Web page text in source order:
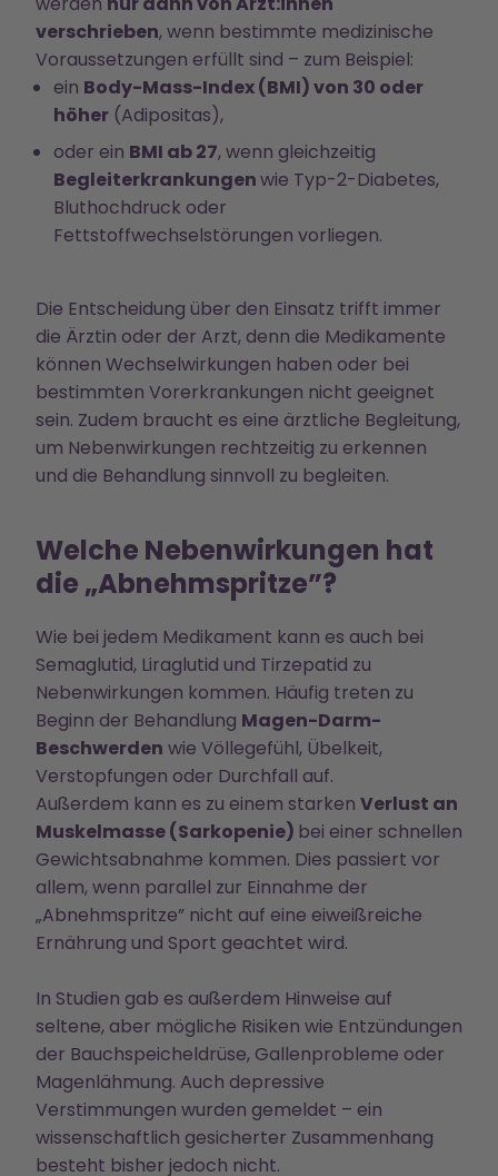
verschrieben, wenn bestimmte medizinische
Voraussetzungen erfüllt sind – zum Beispiel:
ein Body-Mass-Index (BMI) von 30 oder
höher (Adipositas),
oder ein BMI ab 27, wenn gleichzeitig
Begleiterkrankungenwie Typ-2-Diabetes,
Bluthochdruck oder
Fettstoffwechselstörungen vorliegen.
Die Entscheidung über den Einsatz trifft immer
die Ärztin oder der Arzt, denn die Medikamente
können Wechselwirkungen haben oder bei
bestimmten Vorerkrankungen nicht geeignet
sein. Zudem braucht es eine ärztliche Begleitung,
um Nebenwirkungen rechtzeitig zu erkennen
und die Behandlung sinnvoll zu begleiten.
Welche Nebenwirkungen hat
die „Abnehmspritze”?
Wie bei jedem Medikament kann es auch bei
Semaglutid, Liraglutid und Tirzepatid zu
Nebenwirkungen kommen. Häufig treten zu
Beginn der Behandlung Magen-Darm-
Beschwerden wie Völlegefühl, Übelkeit,
Verstopfungen oder Durchfall auf.
Außerdem kann es zu einem starken Verlust an
Muskelmasse (Sarkopenie) bei einer schnellen
Gewichtsabnahme kommen. Dies passiert vor
allem, wenn parallel zur Einnahme der
„Abnehmspritze” nicht auf eine eiweißreiche
Ernährung und Sport geachtet wird.
In Studien gab es außerdem Hinweise auf
seltene, aber mögliche Risiken wie Entzündungen
der Bauchspeicheldrüse, Gallenprobleme oder
Magenlähmung. Auch depressive
Verstimmungen wurden gemeldet – ein
wissenschaftlich gesicherter Zusammenhang
besteht bisher jedoch nicht.